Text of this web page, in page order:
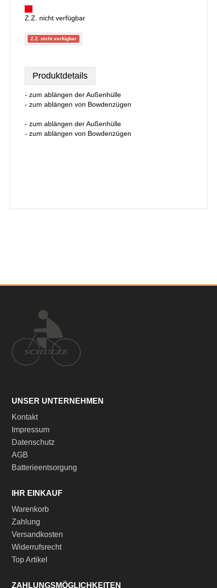
Z.Z. nicht verfügbar
Z.Z. nicht verfügbar
Produktdetails
- zum ablängen der Außenhülle
- zum ablängen von Bowdenzügen
- zum ablängen der Außenhülle
- zum ablängen von Bowdenzügen
UNSER UNTERNEHMEN
Kontakt
Impressum
Datenschutz
AGB
Batterieentsorgung
IHR EINKAUF
Warenkorb
Zahlung
Versandkosten
Widerrufsrecht
Top Artikel
ZAHLUNGSMÖGLICHKEITEN